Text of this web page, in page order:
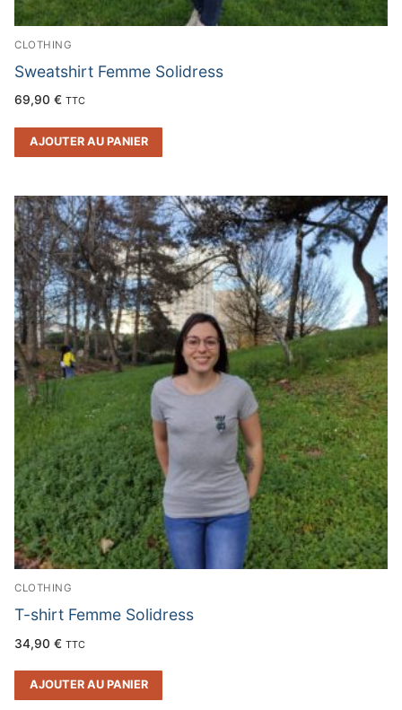
CLOTHING
Sweatshirt Femme Solidress
69,90 € TTC
AJOUTER AU PANIER
CLOTHING
T-shirt Femme Solidress
34,90 € TTC
AJOUTER AU PANIER